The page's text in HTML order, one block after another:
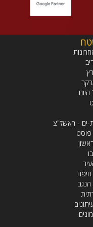
ים - ראשל"צ
פוסט
חיפה
הנגב